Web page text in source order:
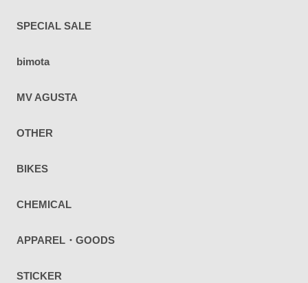
SPECIAL SALE
bimota
MV AGUSTA
OTHER
BIKES
CHEMICAL
APPAREL・GOODS
STICKER